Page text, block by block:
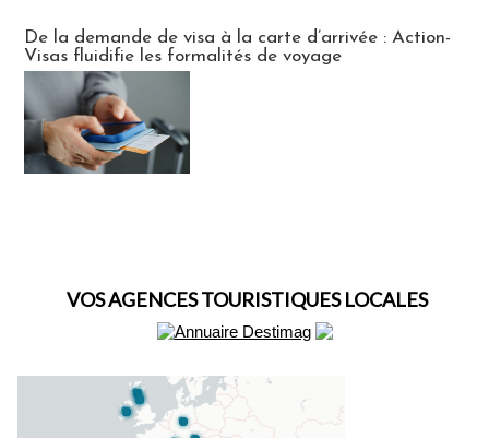
De la demande de visa à la carte d’arrivée : Action-
Visas fluidifie les formalités de voyage
VOS AGENCES TOURISTIQUES LOCALES